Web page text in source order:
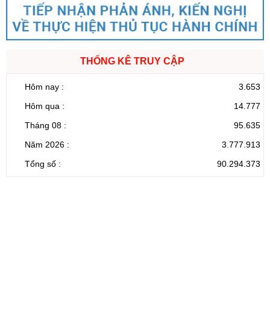
THỐNG KÊ TRUY CẬP
Hôm nay :
3.653
Hôm qua :
14.777
Tháng 08 :
95.635
Năm 2026 :
3.777.913
Tổng số :
90.294.373